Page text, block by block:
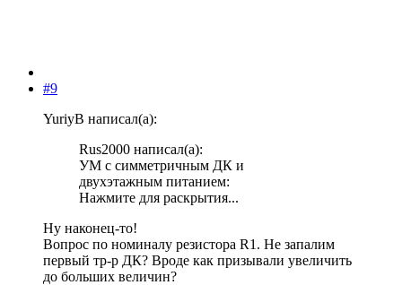
#9
YuriyB написал(а):
Rus2000 написал(а):
УМ с симметричным ДК и
двухэтажным питанием:
Нажмите для раскрытия...
Ну наконец-то!
Вопрос по номиналу резистора R1. Не запалим
первый тр-р ДК? Вроде как призывали увеличить
до больших величин?